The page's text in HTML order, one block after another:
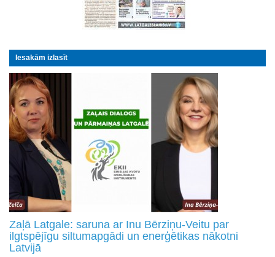
Iesakām izlasīt
Zaļā Latgale: saruna ar Inu Bērziņu-Veitu par
ilgtspējīgu siltumapgādi un enerģētikas nākotni
Latvijā